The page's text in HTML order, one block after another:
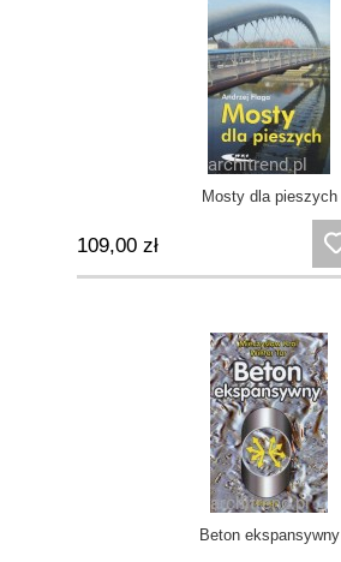
Mosty dla pieszych
109,00 zł
Beton ekspansywny